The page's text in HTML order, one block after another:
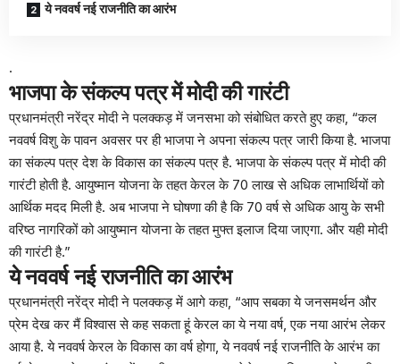
ये नववर्ष नई राजनीति का आरंभ
.
भाजपा के संकल्प पत्र में मोदी की गारंटी
प्रधानमंत्री नरेंद्र मोदी ने पलक्कड़ में जनसभा को संबोधित करते हुए कहा, “कल
नववर्ष विशु के पावन अवसर पर ही भाजपा ने अपना संकल्प पत्र जारी किया है. भाजपा
का संकल्प पत्र देश के विकास का संकल्प पत्र है. भाजपा के संकल्प पत्र में मोदी की
गारंटी होती है. आयुष्मान योजना के तहत केरल के 70 लाख से अधिक लाभार्थियों को
आर्थिक मदद मिली है. अब भाजपा ने घोषणा की है कि 70 वर्ष से अधिक आयु के सभी
वरिष्ठ नागरिकों को आयुष्मान योजना के तहत मुफ्त इलाज दिया जाएगा. और यही मोदी
की गारंटी है.”
ये नववर्ष नई राजनीति का आरंभ
प्रधानमंत्री नरेंद्र मोदी ने पलक्कड़ में आगे कहा, “आप सबका ये जनसमर्थन और
प्रेम देख कर मैं विश्वास से कह सकता हूं केरल का ये नया वर्ष, एक नया आरंभ लेकर
आया है. ये नववर्ष केरल के विकास का वर्ष होगा, ये नववर्ष नई राजनीति के आरंभ का